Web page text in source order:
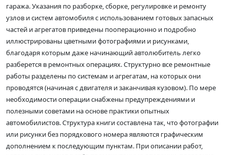
гаража. Указания по разборке, сборке, регулировке и ремонту
узлов и систем автомобиля с использованием готовых запасных
частей и агрегатов приведены пооперационно и подробно
иллюстрированы цветными фотографиями и рисунками,
благодаря которым даже начинающий автолюбитель легко
разберется в ремонтных операциях. Структурно все ремонтные
работы разделены по системам и агрегатам, на которых они
проводятся (начиная с двигателя и заканчивая кузовом). По мере
необходимости операции снабжены предупреждениями и
полезными советами на основе практики опытных
автомобилистов. Структура книги составлена так, что фотографии
или рисунки без порядкового номера являются графическим
дополнением к последующим пунктам. При описании работ,